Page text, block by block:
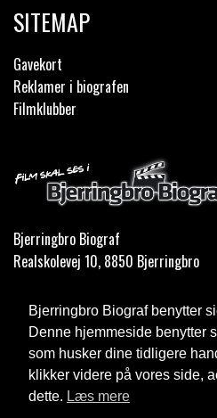
Bjerringbro Biograf benytter
Denne hjemmeside benytter
som husker dine tidligere
klikker videre på vores side,
dette. Læs mere
SITEMAP
Gavekort
Reklamer i biografen
Filmklubber
Bjerringbro Biograf
Realskolevej 10, 8850 Bjerringbro
Telefon:35 11 59 59
Email: info@bjerringbrobiograf.dk
Cookie- og privatlivspolitik